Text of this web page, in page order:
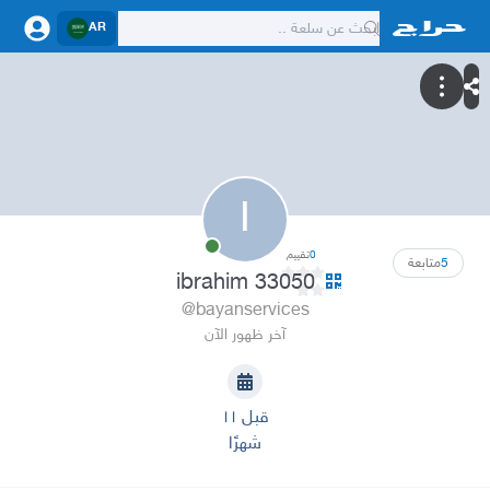
AR
I
5متابعة 0تقييم
ibrahim 33050
@bayanservices
آخر ظهور الآن
قبل ١١
شهرًا